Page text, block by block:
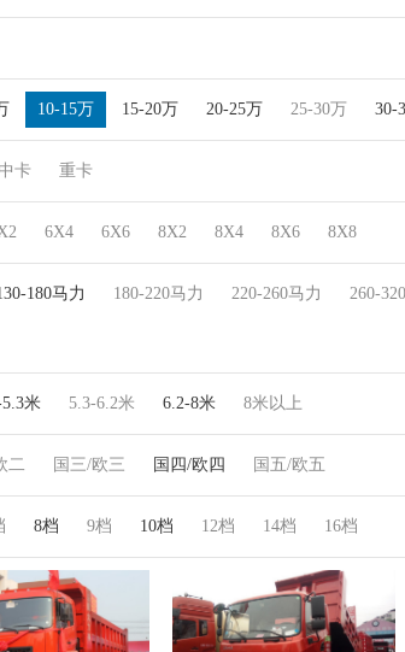
10-15万 15-20万 20-25万 25-30万 30-
卡 重卡
6X4 6X6 8X2 8X4 8X6 8X8
180马力 180-220马力 220-260马力 260-
米 5.3-6.2米 6.2-8米 8米以上
二 国三/欧三 国四/欧四 国五/欧五
8档 9档 10档 12档 14档 16档